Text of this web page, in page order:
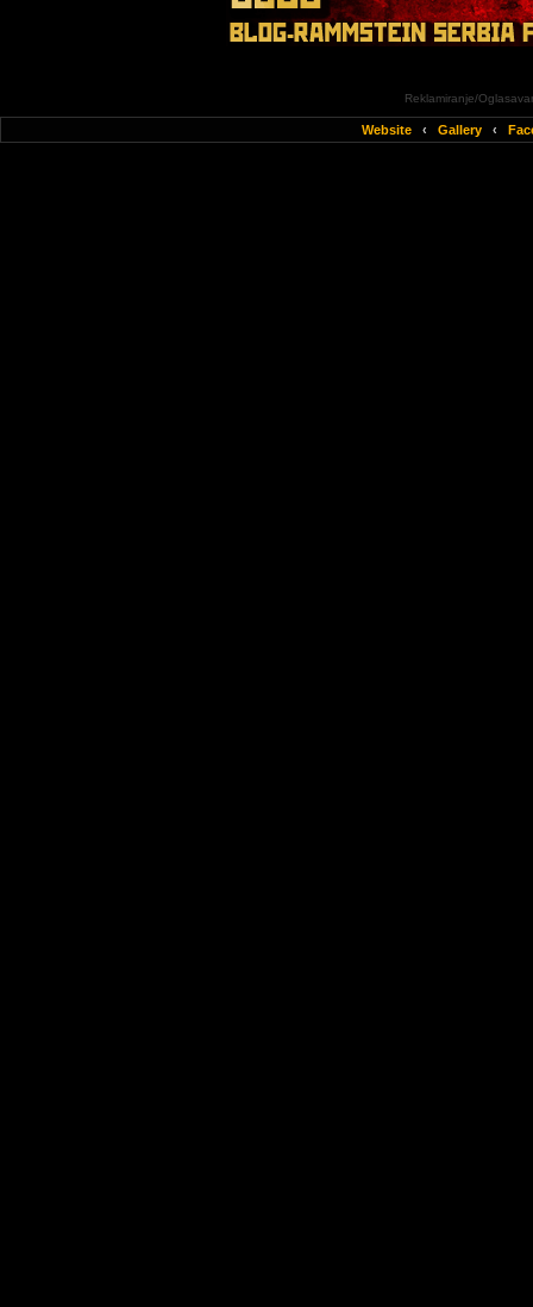
Reklamiranje/
Website ‹ Gallery ‹